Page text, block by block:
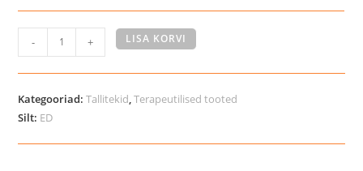
FIR-
Tech
Quilt
tallitekk
- + LISA KORVI
Kategooriad:Tallitekid,Terapeutilised tooted
Silt: ED